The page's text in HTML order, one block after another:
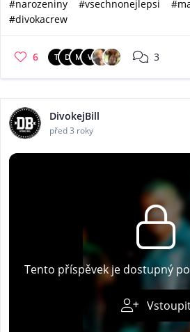
#narozeniny
#vsechnonejlepsi
#divokacrew
6 T D M V 3
DivokejBill
před 3 roky
Tento příspěvek je dostupný